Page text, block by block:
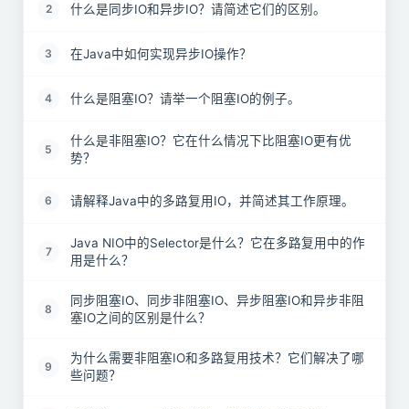
2 什么是同步IO和异步IO？请简述它们的区别。
3 在Java中如何实现异步IO操作？
4 什么是阻塞IO？请举一个阻塞IO的例子。
5
什么是非阻塞IO？它在什么情况下比阻塞IO更有优
势？
6 请解释Java中的多路复用IO，并简述其工作原理。
7
Java NIO中的Selector是什么？它在多路复用中的作
用是什么？
8
同步阻塞IO、同步非阻塞IO、异步阻塞IO和异步非阻
塞IO之间的区别是什么？
9
为什么需要非阻塞IO和多路复用技术？它们解决了哪
些问题？